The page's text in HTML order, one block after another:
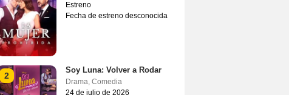
Estreno
Fecha de estreno desconocida
2
Soy Luna: Volver a Rodar
Drama, Comedia
24 de julio de 2026